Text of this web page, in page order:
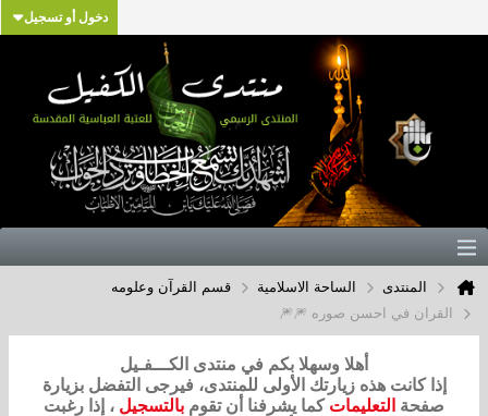
دخول أو تسجيل
المنتدى الساحة الاسلامية
قسم القرآن وعلومه
القران في احسن صوره 🎆🎆
أهلا وسهلا بكم في منتدى الكـــفـيل
إذا كانت هذه زيارتك الأولى للمنتدى، فيرجى التفضل بزيارة
صفحة التعليمات كما يشرفنا أن تقوم بالتسجيل ، إذا رغبت